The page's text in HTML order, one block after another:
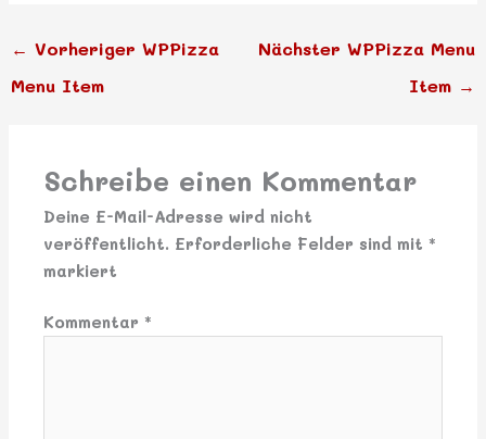
← Vorheriger WPPizza
Menu Item
Nächster WPPizza Menu
Item →
Schreibe einen Kommentar
Deine E-Mail-Adresse wird nicht
veröffentlicht. Erforderliche Felder sind mit*
markiert
Kommentar*